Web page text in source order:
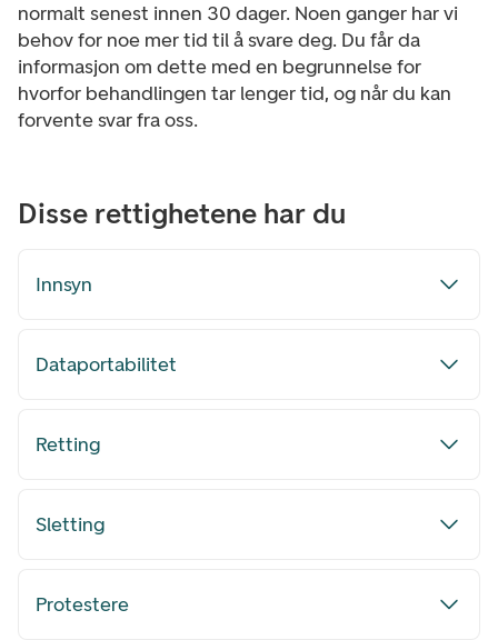
normalt senest innen 30 dager. Noen ganger har vi
behov for noe mer tid til å svare deg. Du får da
informasjon om dette med en begrunnelse for
hvorfor behandlingen tar lenger tid, og når du kan
forvente svar fra oss.
Disse rettighetene har du
Innsyn
Dataportabilitet
Retting
Sletting
Protestere